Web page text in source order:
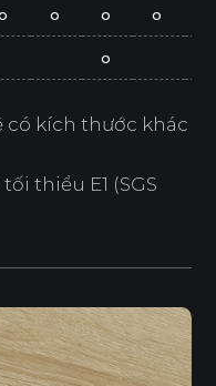
o o o
o
có kích thước khác
thiểu E1 (SGS